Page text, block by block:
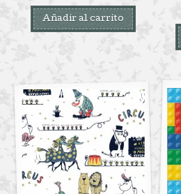
Añadir al carrito